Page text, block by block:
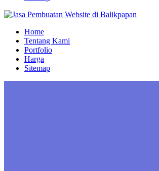
Home
Tentang Kami
Portfolio
Harga
Sitemap